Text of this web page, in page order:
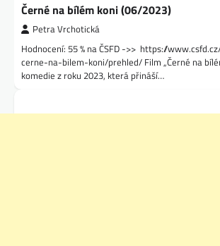
Černé na bílém koni (06/2023)
Petra Vrchotická
Hodnocení: 55 % na ČSFD ->> https://
cerne-na-bilem-koni/prehled/ Film „Černé na
komedie z roku 2023, která přináší…